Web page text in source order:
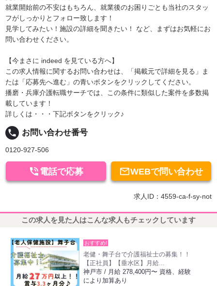
就業開始前の不安はもちろん、就業後のお困りごとも当社のスタッ
フがしっかりとフォロー致します！
見学してみたい！施設の詳細を聞きたい！ など、まずはお気軽にお
問い合わせください。
【今まさに indeed を見ている方へ】
この求人情報に関するお問い合わせは、「掲載元で詳細を見る」ま
たは「応募先へ進む」の青いボタンをクリックしてください。
播磨・兵庫介護転職サーチでは、この条件に類似した案件を多数掲
載しています！
詳しくは・・・下記ボタンをクリック♪
local_phone お問い合わせ番号
0120-927-506
WEBで問い合わせ
 電話で応募
求人ID：4559-ca-f-sy-not
この求人を見た人はこんな求人もチェックしています
おすすめ!
老健・舞子台で介護福祉士の募集！！
【正社員】【垂水区】月給...
神戸市 / 月給 278,400円〜 資格、経験
により加算あり